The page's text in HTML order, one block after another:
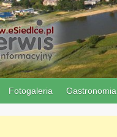
Fotogaleria Gastronomia